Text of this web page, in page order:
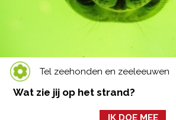
Tel zeehonden en zeeleeuwen
Wat zie jij op het strand?
IK DOE MEE